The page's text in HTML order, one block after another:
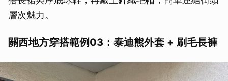
層次魅力。
關西地方穿搭範例03：泰迪熊外套 + 刷毛長褲